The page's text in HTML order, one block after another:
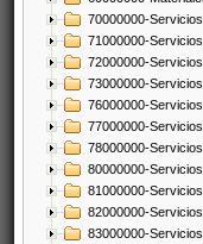
70000000-
71000000-
72000000-
73000000-
76000000-
77000000-
78000000-
80000000-
81000000-
82000000-
83000000-